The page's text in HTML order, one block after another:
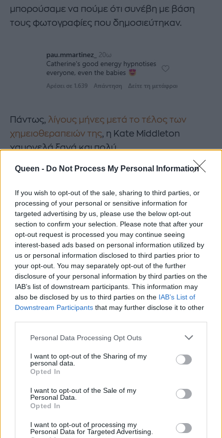
Queen - Do Not Process My Personal Information
If you wish to opt-out of the sale, sharing to third parties, or
processing of your personal or sensitive information for
targeted advertising by us, please use the below opt-out
section to confirm your selection. Please note that after your
opt-out request is processed you may continue seeing
interest-based ads based on personal information utilized by
us or personal information disclosed to third parties prior to
your opt-out. You may separately opt-out of the further
disclosure of your personal information by third parties on the
IAB’s list of downstream participants. This information may
also be disclosed by us to third parties on the IAB’s List of
Downstream Participants that may further disclose it to other
Personal Data Processing Opt Outs
I want to opt-out of the Sharing of my
personal data.
Opted In
I want to opt-out of the Sale of my
Personal Data.
Opted In
I want to opt-out of processing my
Personal Data for Targeted Advertising.
μπορούσαμε να πούμε ότι συνέβη με βάση
τους φωτογραφίες που δημοσιεύτηκαν.
Πάντως, λίγους μήνες μετά το τέλος των
χημειοθεραπειών της, η Kate Middleton
χαμογελά ξανά και πολύ.
Η κόρη της Kate και του William έχει
μια πιο ξεκάθαρη άποψη
Ενώ οι τελευταίες σκέψεις της Kate σχετικά με
το μούσι του πρίγκιπα William ήταν ασαφείς, η
9χρονη κόρη του ζευγαριού, η πριγκίπισσα
Charlotte, δε μπόρεσε να κρύψει την
αντίδρασή της στις τρίχες του προσώπου του
Σε μια συνέντευξη τον Νοέμβριο του 2024
κατά τη διάρκεια της επίσκεψής του στο Κέιπ
Earthshot Prize, ο Willliam παραδέχτηκε: